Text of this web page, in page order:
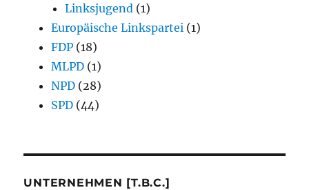
Linksjugend (1)
Europäische Linkspartei (1)
FDP (18)
MLPD (1)
NPD (28)
SPD (44)
UNTERNEHMEN [T.B.C.]